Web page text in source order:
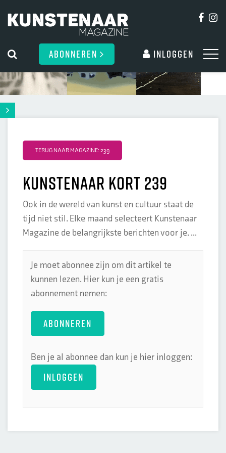
ABONNEREN Inloggen
TERUG NAAR MAGAZINE: 239
Kunstenaar kort 239
Ook in de wereld van kunst en cultuur staat de
tijd niet stil. Elke maand selecteert Kunstenaar
Magazine de belangrijkste berichten voor je. ...
Je moet abonnee zijn om dit artikel te
kunnen lezen. Hier kun je een gratis
abonnement nemen:
ABONNEREN
Ben je al abonnee dan kun je hier inloggen:
INLOGGEN